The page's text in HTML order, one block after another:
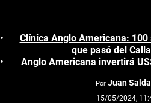
Clínica Anglo Americana:
que pasó del
Anglo Americana invertirá
Por Juan
15/05/2024,